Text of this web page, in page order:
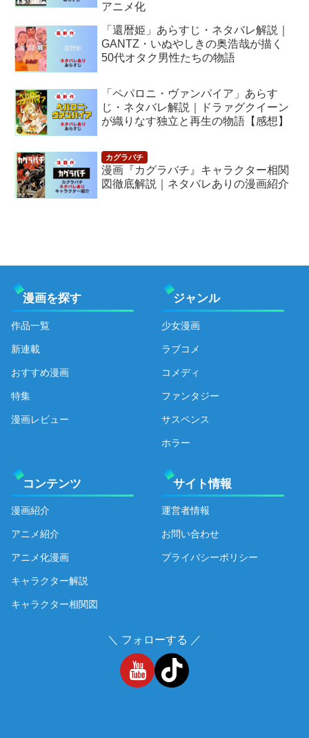
アニメ化
「還暦姫」あらすじ・ネタバレ解説｜
GANTZ・いぬやしきの奥浩哉が描く
50代オタク男性たちの物語
「ペパロニ・ヴァンパイア」あらす
じ・ネタバレ解説｜ドラァグクイーン
が織りなす独立と再生の物語【感想】
漫画『カグラバチ』キャラクター相関
図徹底解説｜ネタバレありの漫画紹介
漫画を探す
作品一覧
新連載
おすすめ漫画
特集
漫画レビュー
ジャンル
少女漫画
ラブコメ
コメディ
ファンタジー
サスペンス
ホラー
コンテンツ
漫画紹介
アニメ紹介
アニメ化漫画
キャラクター解説
キャラクター相関図
サイト情報
運営者情報
お問い合わせ
プライバシーポリシー
＼ フォローする ／